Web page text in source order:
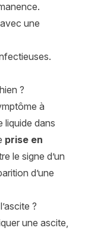
une
?
à
liquide dans
prise en
le signe d’un
d’une
?
une ascite,